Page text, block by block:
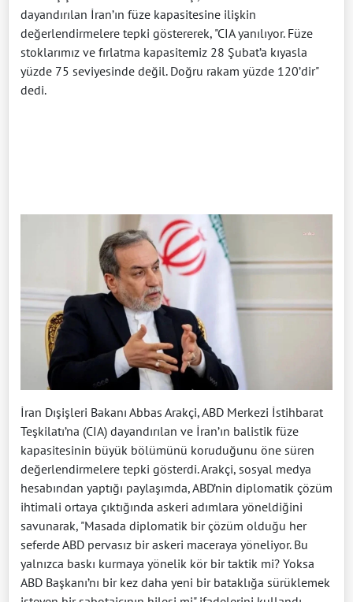
dayandırılan İran’ın füze kapasitesine ilişkin
değerlendirmelere tepki göstererek, "CIA yanılıyor. Füze
stoklarımız ve fırlatma kapasitemiz 28 Şubat’a kıyasla
yüzde 75 seviyesinde değil. Doğru rakam yüzde 120’dir"
dedi.
İran Dışişleri Bakanı Abbas Arakçi, ABD Merkezi İstihbarat
Teşkilatı’na (CIA) dayandırılan ve İran’ın balistik füze
kapasitesinin büyük bölümünü koruduğunu öne süren
değerlendirmelere tepki gösterdi. Arakçi, sosyal medya
hesabından yaptığı paylaşımda, ABD’nin diplomatik çözüm
ihtimali ortaya çıktığında askeri adımlara yöneldiğini
savunarak, "Masada diplomatik bir çözüm olduğu her
seferde ABD pervasız bir askeri maceraya yöneliyor. Bu
yalnızca baskı kurmaya yönelik kör bir taktik mi? Yoksa
ABD Başkanı’nı bir kez daha yeni bir bataklığa sürüklemek